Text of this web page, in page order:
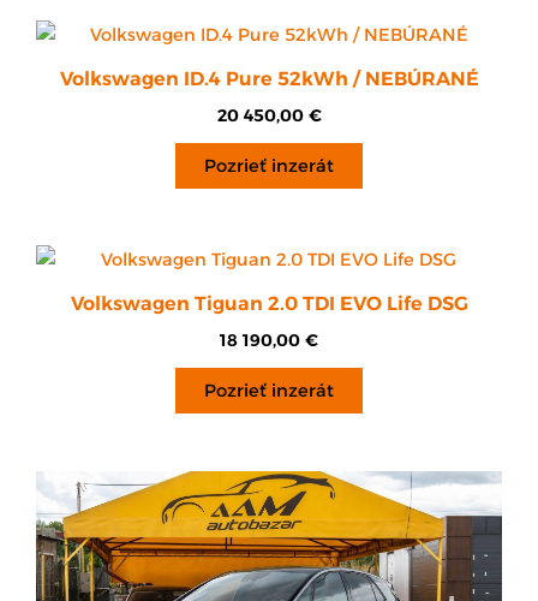
Volkswagen ID.4 Pure 52kWh / NEBÚRANÉ
20 450,00 €
Pozrieť inzerát
Volkswagen Tiguan 2.0 TDI EVO Life DSG
18 190,00 €
Pozrieť inzerát